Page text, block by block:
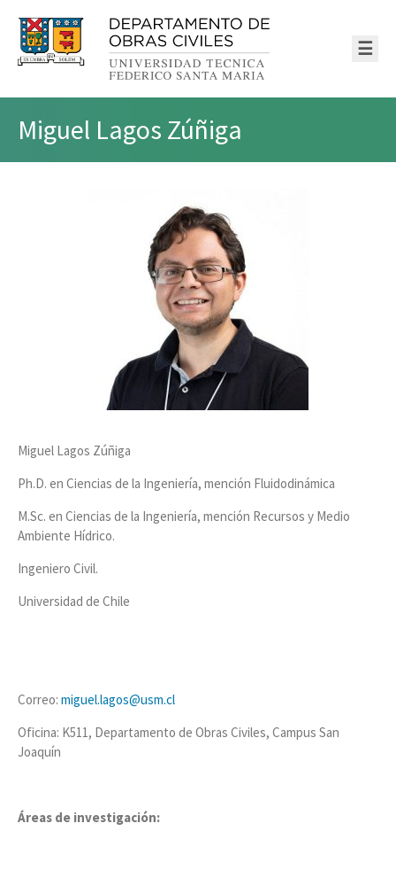
☰
Miguel Lagos Zúñiga
Miguel Lagos Zúñiga
Ph.D. en Ciencias de la Ingeniería, mención Fluidodinámica
M.Sc. en Ciencias de la Ingeniería, mención Recursos y Medio
Ambiente Hídrico.
Ingeniero Civil.
Universidad de Chile
Correo: miguel.lagos@usm.cl
Oficina: K511, Departamento de Obras Civiles, Campus San
Joaquín
Áreas de investigación: